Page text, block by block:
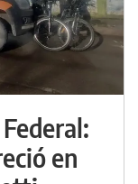
en